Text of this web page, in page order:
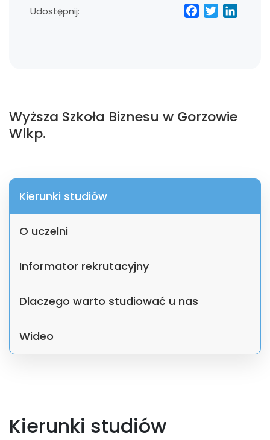
Udostępnij:
Wyższa Szkoła Biznesu w Gorzowie
Wlkp.
Kierunki studiów
O uczelni
Informator rekrutacyjny
Dlaczego warto studiować u nas
Wideo
Kierunki studiów